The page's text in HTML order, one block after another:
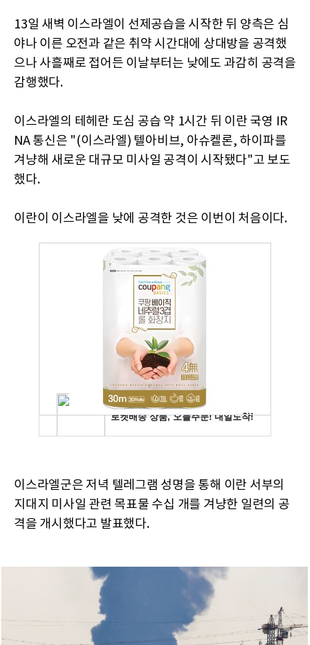
13일 새벽 이스라엘이 선제공습을 시작한 뒤 양측은 심
야나 이른 오전과 같은 취약 시간대에 상대방을 공격했
으나 사흘째로 접어든 이날부터는 낮에도 과감히 공격을
감행했다.
이스라엘의 테헤란 도심 공습 약 1시간 뒤 이란 국영 IR
NA 통신은 "(이스라엘) 텔아비브, 아슈켈론, 하이파를
겨냥해 새로운 대규모 미사일 공격이 시작됐다"고 보도
했다.
이란이 이스라엘을 낮에 공격한 것은 이번이 처음이다.
이스라엘군은 저녁 텔레그램 성명을 통해 이란 서부의
지대지 미사일 관련 목표물 수십 개를 겨냥한 일련의 공
격을 개시했다고 발표했다.